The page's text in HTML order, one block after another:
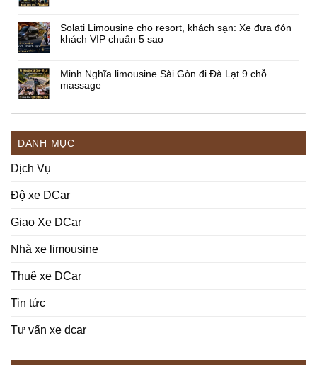
Solati Limousine cho resort, khách sạn: Xe đưa đón
khách VIP chuẩn 5 sao
Minh Nghĩa limousine Sài Gòn đi Đà Lạt 9 chỗ
massage
DANH MỤC
Dịch Vụ
Độ xe DCar
Giao Xe DCar
Nhà xe limousine
Thuê xe DCar
Tin tức
Tư vấn xe dcar